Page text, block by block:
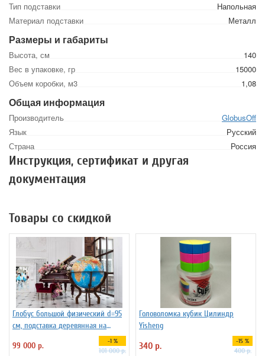
Тип подставки
Напольная
Материал подставки
Металл
Размеры и габариты
Высота, см
140
Вес в упаковке, гр
15000
Объем коробки, м3
1,08
Общая информация
Производитель
GlobusOff
Язык
Русский
Страна
Россия
Инструкция, сертификат и другая
документация
Товары со скидкой
Глобус большой физический d=95
см, подставка деревянная на
99 000 р. -1 %
101 000 р.
Головоломка кубик Цилиндр
Yisheng
340 р. -15 %
400 р.